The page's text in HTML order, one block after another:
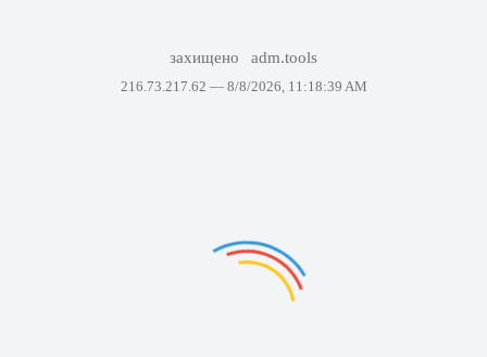
захищено adm.tools
216.73.217.62 — 8/8/2026, 11:18:39 AM